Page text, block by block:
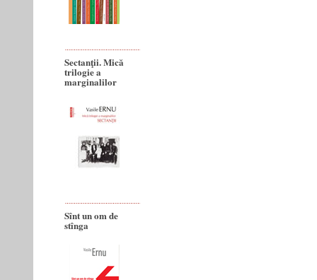
Sectanţii. Mică
trilogie a
marginalilor
Sînt un om de
stînga